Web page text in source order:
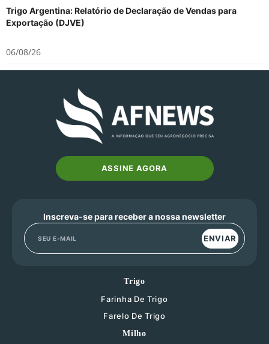
Trigo Argentina: Relatório de Declaração de Vendas para
Exportação (DJVE)
06/08/26
ASSINE AGORA
Inscreva-se para receber a nossa newsletter
ENVIAR
Trigo
Farinha De Trigo
Farelo De Trigo
Milho